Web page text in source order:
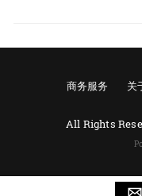
商务服务 关
All Rights